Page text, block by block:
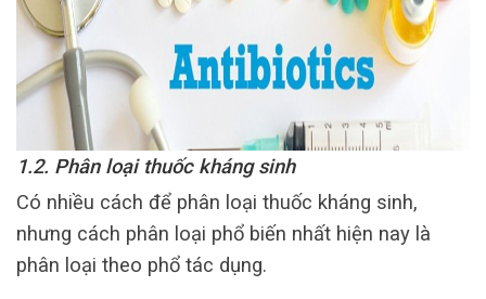
1.2. Phân loại thuốc kháng sinh
Có nhiều cách để phân loại thuốc kháng sinh,
nhưng cách phân loại phổ biến nhất hiện nay là
phân loại theo phổ tác dụng.